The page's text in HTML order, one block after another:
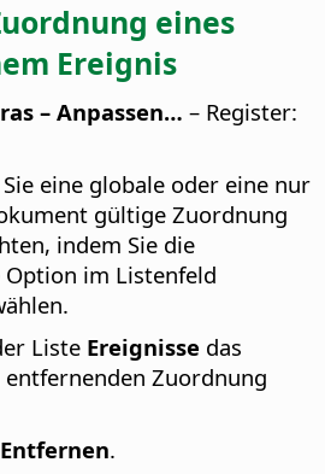
eines
Ereignis
– Anpassen… – Register:
eine globale oder eine nur
gültige Zuordnung
indem Sie die
im Listenfeld
Liste Ereignisse das
entfernenden Zuordnung
Entfernen.